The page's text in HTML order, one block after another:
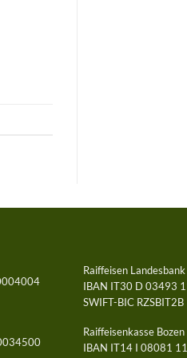
Raiffeisen Landesbank
IBAN IT30 D 03493
SWIFT-BIC RZSBIT2B
Raiffeisenkasse Bozen
IBAN IT14 I 08081